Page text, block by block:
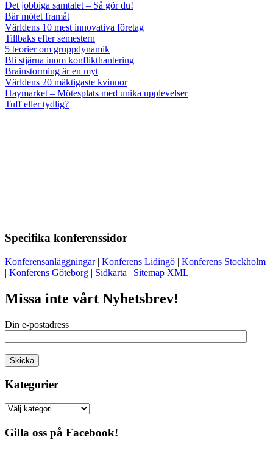
Det jobbiga samtalet – Så gör du!
Bär mötet framåt
Världens 10 mest innovativa företag
Tillbaks efter semestern
5 teorier om gruppdynamik
Bli stjärna inom konflikthantering
Brainstorming är en myt
Världens 20 mäktigaste kvinnor
Haymarket – Mötesplats med unika upplevelser
Tuff eller tydlig?
Specifika konferenssidor
Konferensanläggningar| Konferens Lidingö | Konferens Stockholm
| Konferens Göteborg | Sidkarta | Sitemap XML
Missa inte vårt Nyhetsbrev!
Din e-postadress
Kategorier
Kategorier
Gilla oss på Facebook!